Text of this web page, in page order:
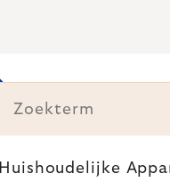
Huishoudelijke